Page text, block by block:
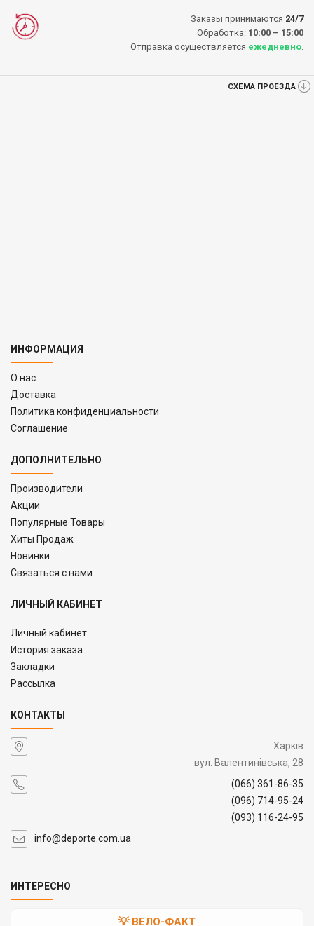
Заказы принимаются 24/7
Обработка: 10:00 – 15:00
Отправка осуществляется ежедневно
СХЕМА ПРОЕЗДА
ИНФОРМАЦИЯ
O нас
Доставка
Политика конфиденциальности
Соглашение
ДОПОЛНИТЕЛЬНО
Производители
Акции
Популярные Товары
Хиты Продаж
Новинки
Связаться с нами
ЛИЧНЫЙ КАБИНЕТ
Личный кабинет
История заказа
Закладки
Рассылка
КОНТАКТЫ
Харків
вул. Валентинівська, 28
(066) 361-86-35
(096) 714-95-24
(093) 116-24-95
info@deporte.com.ua
ИНТЕРЕСНО
💡 ВЕЛО-ФАКТ